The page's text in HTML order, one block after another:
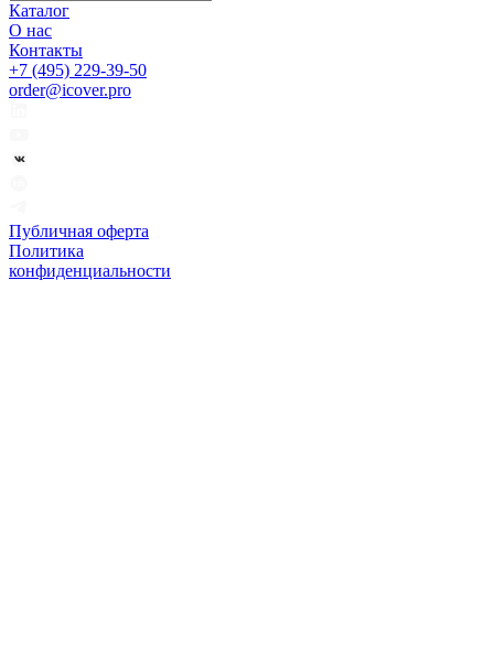
Каталог
О нас
Контакты
+7 (495) 229-39-50
order@icover.pro
Публичная оферта
Политика
конфиденциальности